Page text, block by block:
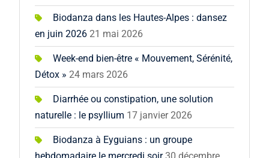
Biodanza dans les Hautes-Alpes : dansez
en juin 2026 21 mai 2026
Week-end bien-être « Mouvement, Sérénité,
Détox » 24 mars 2026
Diarrhée ou constipation, une solution
naturelle : le psyllium 17 janvier 2026
Biodanza à Eyguians : un groupe